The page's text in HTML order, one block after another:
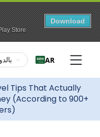
Store
Download
AR
Tips That Actually
(According to 900+